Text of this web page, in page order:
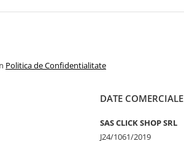
Politica de Confidentialitate
DATE COMERCIALE
SAS CLICK SHOP SRL
J24/1061/2019